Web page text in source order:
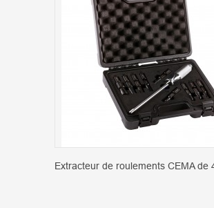
Extracteur de roulements CEMA de